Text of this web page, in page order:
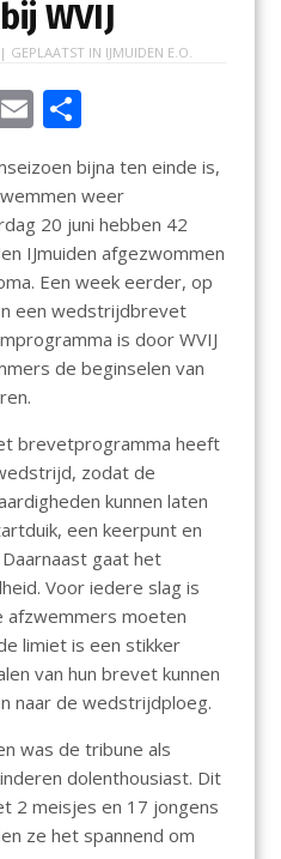
WVIJ
| GEPLAATST IN IJMUIDEN E.O.
E
ai
l
D
e
n
bijna ten einde is,
weer
20 juni hebben 42
IJmuiden afgezwommen
Een week eerder, op
een wedstrijdbrevet
is door WVIJ
de beginselen van
brevetprogramma heeft
zodat de
kunnen laten
een keerpunt en
gaat het
Voor iedere slag is
afzwemmers moeten
limiet is een stikker
van hun brevet kunnen
naar de wedstrijdploeg.
was de tribune als
dolenthousiast. Dit
2 meisjes en 17 jongens
ze het spannend om